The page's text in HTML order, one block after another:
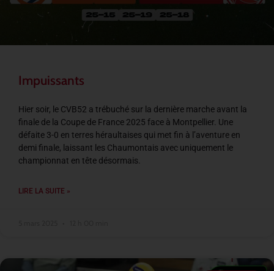
Impuissants
Hier soir, le CVB52 a trébuché sur la dernière marche avant la
finale de la Coupe de France 2025 face à Montpellier. Une
défaite 3-0 en terres héraultaises qui met fin à l’aventure en
demi finale, laissant les Chaumontais avec uniquement le
championnat en tête désormais.
LIRE LA SUITE »